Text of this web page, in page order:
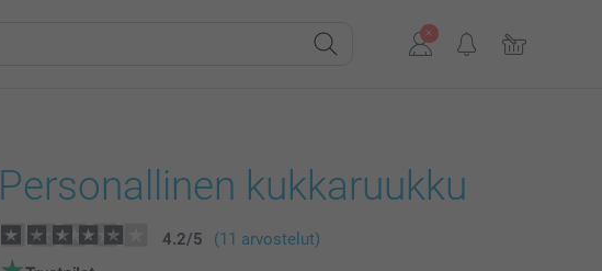
Personallinen kukkaruukku
4.2/5 (11 arvostelut)